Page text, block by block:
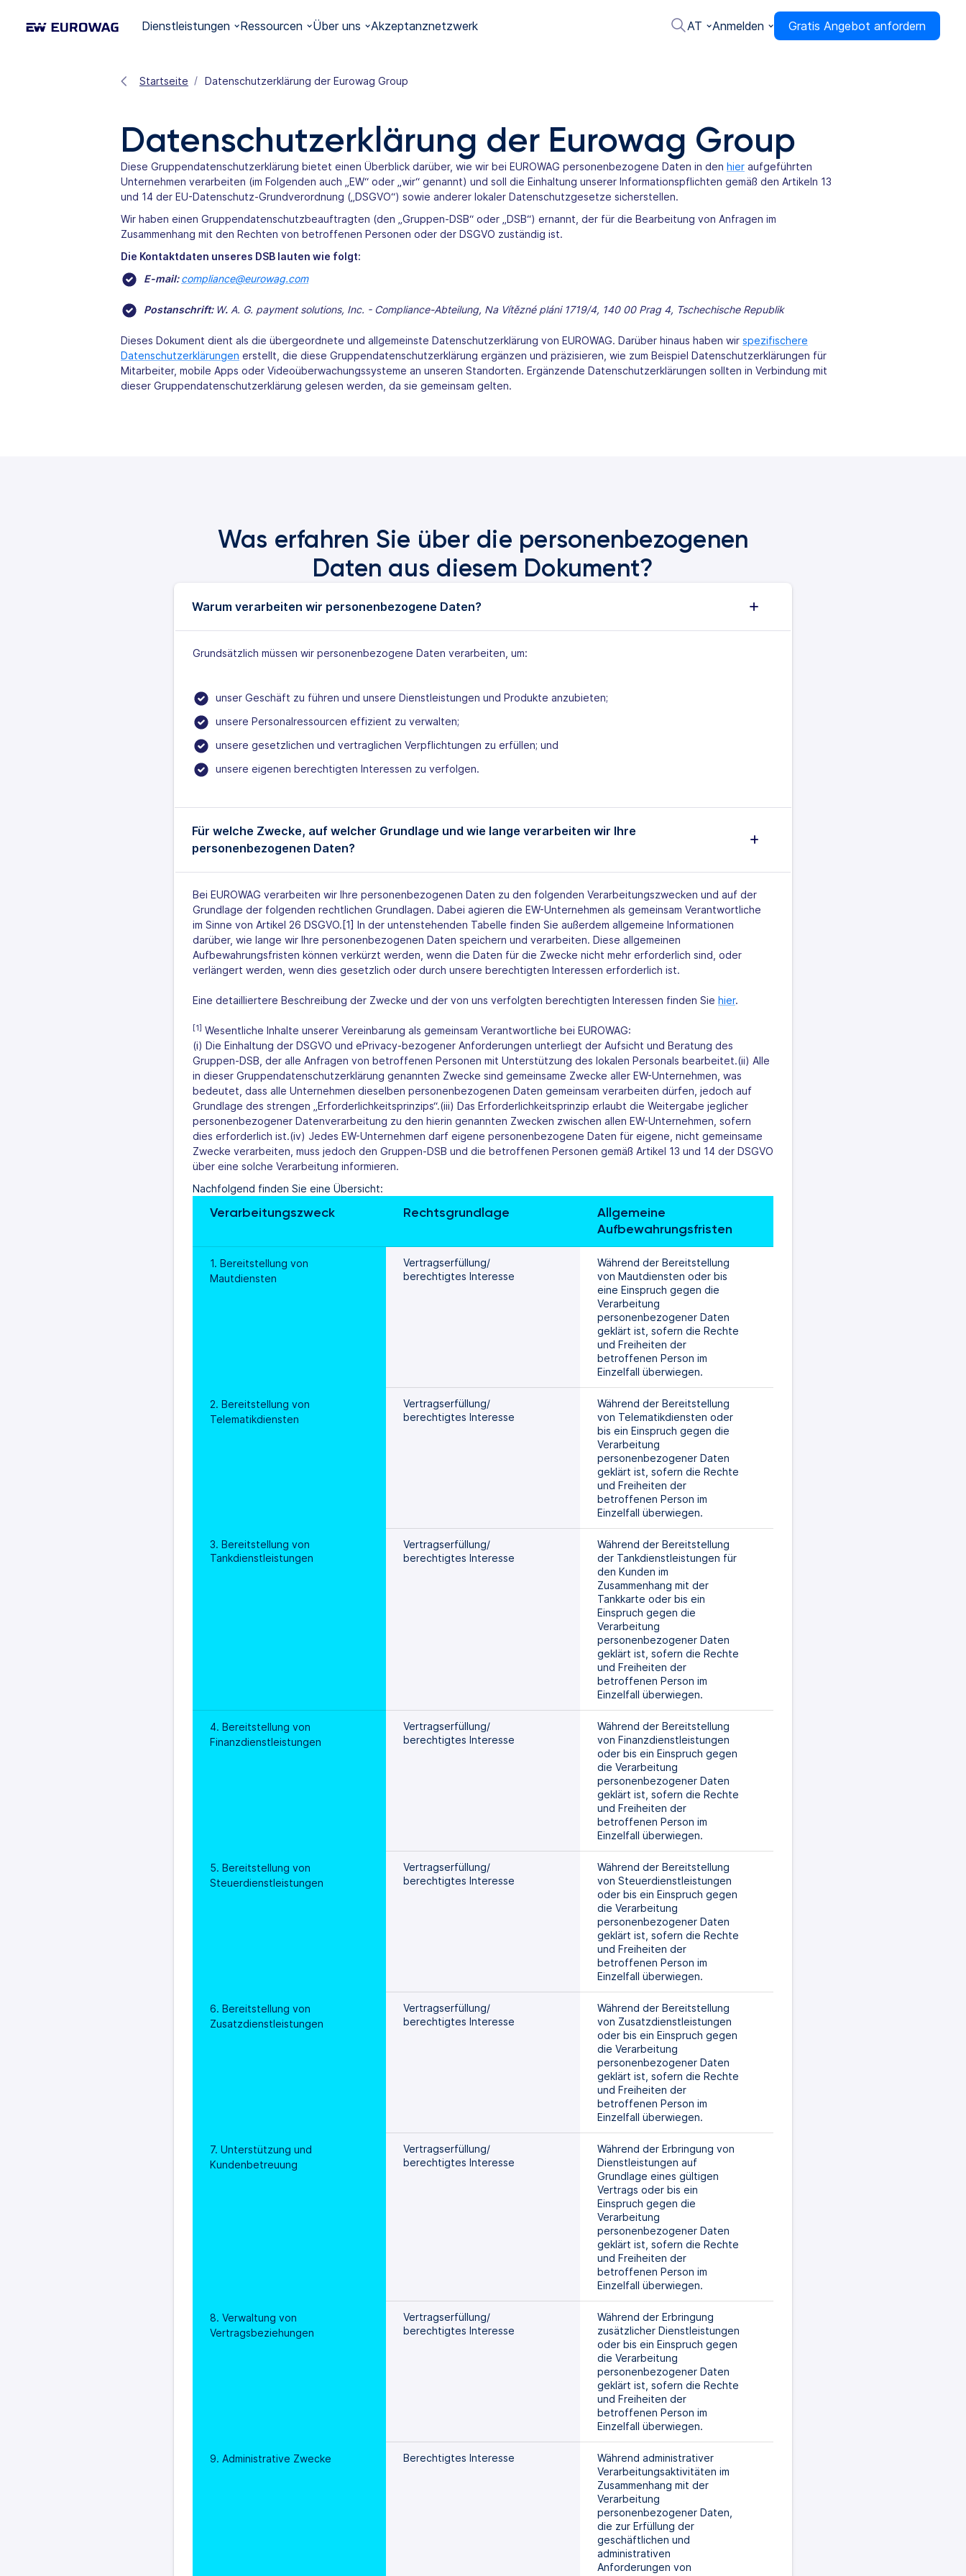
Dienstleistungen Ressourcen Über uns Akzeptanznetzwerk AT Anmelden Gratis Angebot anfordern
Startseite Datenschutzerklärung der Eurowag Group
Datenschutzerklärung der Eurowag Group
Diese Gruppendatenschutzerklärung bietet einen Überblick darüber, wie wir bei EUROWAG personenbezogene Daten in den hier aufgeführten
Unternehmen verarbeiten (im Folgenden auch „EW“ oder „wir“ genannt) und soll die Einhaltung unserer Informationspflichten gemäß den Artikeln 13
und 14 der EU-Datenschutz-Grundverordnung („DSGVO“) sowie anderer lokaler Datenschutzgesetze sicherstellen.
Wir haben einen Gruppendatenschutzbeauftragten (den „Gruppen-DSB“ oder „DSB“) ernannt, der für die Bearbeitung von Anfragen im
Zusammenhang mit den Rechten von betroffenen Personen oder der DSGVO zuständig ist.
Die Kontaktdaten unseres DSB lauten wie folgt:
E-mail:compliance@eurowag.com
Postanschrift: W. A. ​​G. payment solutions, Inc. - Compliance-Abteilung, Na Vítězné pláni 1719/4, 140 00 Prag 4, Tschechische Republik
Dieses Dokument dient als die übergeordnete und allgemeinste Datenschutzerklärung von EUROWAG. Darüber hinaus haben wir spezifischere
Datenschutzerklärungen erstellt, die diese Gruppendatenschutzerklärung ergänzen und präzisieren, wie zum Beispiel Datenschutzerklärungen für
Mitarbeiter, mobile Apps oder Videoüberwachungssysteme an unseren Standorten. Ergänzende Datenschutzerklärungen sollten in Verbindung mit
dieser Gruppendatenschutzerklärung gelesen werden, da sie gemeinsam gelten.
Was erfahren Sie über die personenbezogenen
Daten aus diesem Dokument?
Warum verarbeiten wir personenbezogene Daten?
Grundsätzlich müssen wir personenbezogene Daten verarbeiten, um:
unser Geschäft zu führen und unsere Dienstleistungen und Produkte anzubieten;
unsere Personalressourcen effizient zu verwalten;
unsere gesetzlichen und vertraglichen Verpflichtungen zu erfüllen; und
unsere eigenen berechtigten Interessen zu verfolgen.
Für welche Zwecke, auf welcher Grundlage und wie lange verarbeiten wir Ihre
personenbezogenen Daten?
Bei EUROWAG verarbeiten wir Ihre personenbezogenen Daten zu den folgenden Verarbeitungszwecken und auf der
Grundlage der folgenden rechtlichen Grundlagen. Dabei agieren die EW-Unternehmen als gemeinsam Verantwortliche
im Sinne von Artikel 26 DSGVO.[1] In der untenstehenden Tabelle finden Sie außerdem allgemeine Informationen
darüber, wie lange wir Ihre personenbezogenen Daten speichern und verarbeiten. Diese allgemeinen
Aufbewahrungsfristen können verkürzt werden, wenn die Daten für die Zwecke nicht mehr erforderlich sind, oder
verlängert werden, wenn dies gesetzlich oder durch unsere berechtigten Interessen erforderlich ist.
Eine detailliertere Beschreibung der Zwecke und der von uns verfolgten berechtigten Interessen finden Sie hier.
[1]
Wesentliche Inhalte unserer Vereinbarung als gemeinsam Verantwortliche bei EUROWAG:
(i) Die Einhaltung der DSGVO und ePrivacy-bezogener Anforderungen unterliegt der Aufsicht und Beratung des
Gruppen-DSB, der alle Anfragen von betroffenen Personen mit Unterstützung des lokalen Personals bearbeitet.(ii) Alle
in dieser Gruppendatenschutzerklärung genannten Zwecke sind gemeinsame Zwecke aller EW-Unternehmen, was
bedeutet, dass alle Unternehmen dieselben personenbezogenen Daten gemeinsam verarbeiten dürfen, jedoch auf
Grundlage des strengen „Erforderlichkeitsprinzips“.(iii) Das Erforderlichkeitsprinzip erlaubt die Weitergabe jeglicher
personenbezogener Datenverarbeitung zu den hierin genannten Zwecken zwischen allen EW-Unternehmen, sofern
dies erforderlich ist.(iv) Jedes EW-Unternehmen darf eigene personenbezogene Daten für eigene, nicht gemeinsame
Zwecke verarbeiten, muss jedoch den Gruppen-DSB und die betroffenen Personen gemäß Artikel 13 und 14 der DSGVO
über eine solche Verarbeitung informieren.
Nachfolgend finden Sie eine Übersicht:
Verarbeitungszweck Rechtsgrundlage
Allgemeine
Aufbewahrungsfristen
1. Bereitstellung von
Mautdiensten
Vertragserfüllung/
berechtigtes Interesse
Während der Bereitstellung
von Mautdiensten oder bis
eine Einspruch gegen die
Verarbeitung
personenbezogener Daten
geklärt ist, sofern die Rechte
und Freiheiten der
betroffenen Person im
Einzelfall überwiegen.
2. Bereitstellung von
Telematikdiensten
Vertragserfüllung/
berechtigtes Interesse
Während der Bereitstellung
von Telematikdiensten oder
bis ein Einspruch gegen die
Verarbeitung
personenbezogener Daten
geklärt ist, sofern die Rechte
und Freiheiten der
betroffenen Person im
Einzelfall überwiegen.
3. Bereitstellung von
Tankdienstleistungen
Vertragserfüllung/
berechtigtes Interesse
Während der Bereitstellung
der Tankdienstleistungen für
den Kunden im
Zusammenhang mit der
Tankkarte oder bis ein
Einspruch gegen die
Verarbeitung
personenbezogener Daten
geklärt ist, sofern die Rechte
und Freiheiten der
betroffenen Person im
Einzelfall überwiegen.
4. Bereitstellung von
Finanzdienstleistungen
Vertragserfüllung/
berechtigtes Interesse
Während der Bereitstellung
von Finanzdienstleistungen
oder bis ein Einspruch gegen
die Verarbeitung
personenbezogener Daten
geklärt ist, sofern die Rechte
und Freiheiten der
betroffenen Person im
Einzelfall überwiegen.
5. Bereitstellung von
Steuerdienstleistungen
Vertragserfüllung/
berechtigtes Interesse
Während der Bereitstellung
von Steuerdienstleistungen
oder bis ein Einspruch gegen
die Verarbeitung
personenbezogener Daten
geklärt ist, sofern die Rechte
und Freiheiten der
betroffenen Person im
Einzelfall überwiegen.
6. Bereitstellung von
Zusatzdienstleistungen
Vertragserfüllung/
berechtigtes Interesse
Während der Bereitstellung
von Zusatzdienstleistungen
oder bis ein Einspruch gegen
die Verarbeitung
personenbezogener Daten
geklärt ist, sofern die Rechte
und Freiheiten der
betroffenen Person im
Einzelfall überwiegen.
7. Unterstützung und
Kundenbetreuung
Vertragserfüllung/
berechtigtes Interesse
Während der Erbringung von
Dienstleistungen auf
Grundlage eines gültigen
Vertrags oder bis ein
Einspruch gegen die
Verarbeitung
personenbezogener Daten
geklärt ist, sofern die Rechte
und Freiheiten der
betroffenen Person im
Einzelfall überwiegen.
8. Verwaltung von
Vertragsbeziehungen
Vertragserfüllung/
berechtigtes Interesse
Während der Erbringung
zusätzlicher Dienstleistungen
oder bis ein Einspruch gegen
die Verarbeitung
personenbezogener Daten
geklärt ist, sofern die Rechte
und Freiheiten der
betroffenen Person im
Einzelfall überwiegen.
9. Administrative Zwecke Berechtigtes Interesse
Während administrativer
Verarbeitungsaktivitäten im
Zusammenhang mit der
Verarbeitung
personenbezogener Daten,
die zur Erfüllung der
geschäftlichen und
administrativen
Anforderungen von